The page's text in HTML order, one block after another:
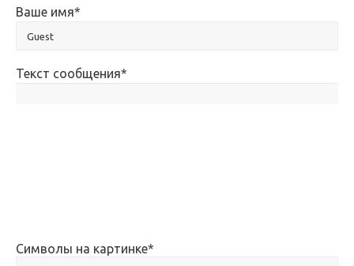
Ваше имя*
Текст сообщения*
Символы на картинке*